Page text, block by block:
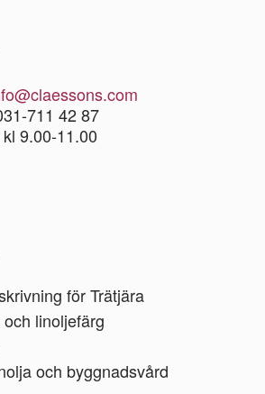
711 42 87
9.00-11.00
för Trätjära
linoljefärg
och byggnadsvård